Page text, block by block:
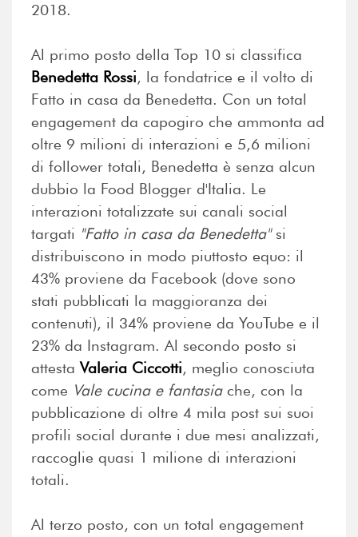
2018.
Al primo posto della Top 10 si classifica
Benedetta Rossi, la fondatrice e il volto di
Fatto in casa da Benedetta. Con un total
engagement da capogiro che ammonta ad
oltre 9 milioni di interazioni e 5,6 milioni
di follower totali, Benedetta è senza alcun
dubbio la Food Blogger d'Italia. Le
interazioni totalizzate sui canali social
targati "Fatto in casa da Benedetta"si
distribuiscono in modo piuttosto equo: il
43% proviene da Facebook (dove sono
stati pubblicati la maggioranza dei
contenuti), il 34% proviene da YouTube e il
23% da Instagram. Al secondo posto si
attestaValeria Ciccotti, meglio conosciuta
come Vale cucina e fantasiache, con la
pubblicazione di oltre 4 mila post sui suoi
profili social durante i due mesi analizzati,
raccoglie quasi 1 milione di interazioni
totali.
Al terzo posto, con un total engagement